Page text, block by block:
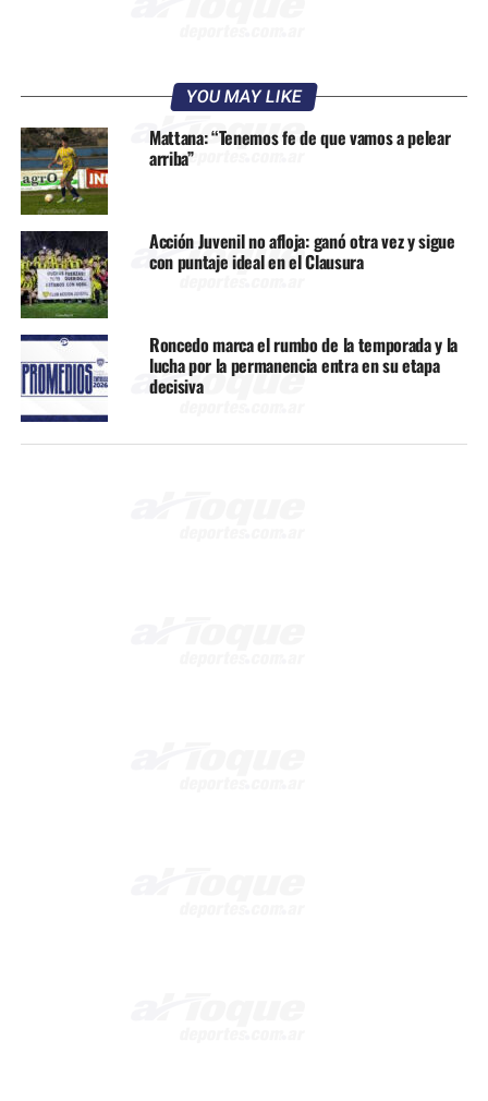
YOU MAY LIKE
Mattana: “Tenemos fe de que vamos a pelear
arriba”
Acción Juvenil no afloja: ganó otra vez y sigue
con puntaje ideal en el Clausura
Roncedo marca el rumbo de la temporada y la
lucha por la permanencia entra en su etapa
decisiva